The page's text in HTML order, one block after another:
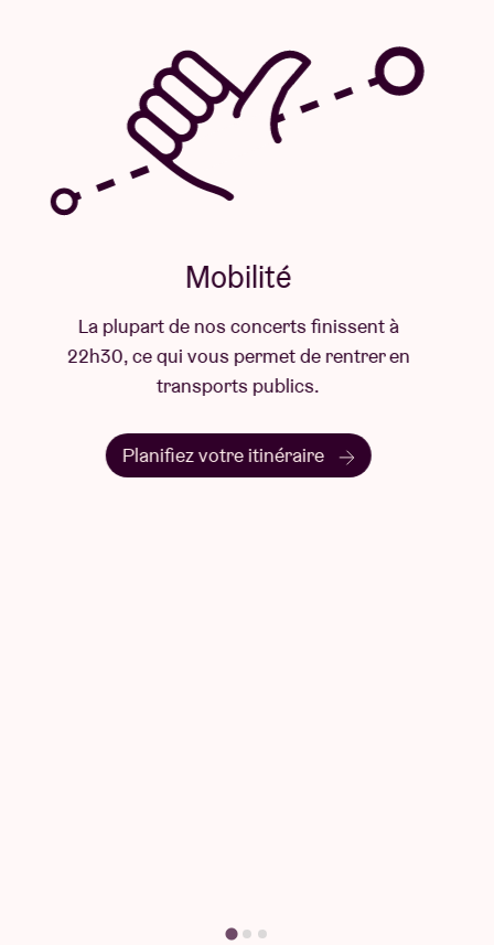
Mobilité
La plupart de nos concerts finissent à
22h30, ce qui vous permet de rentrer en
transports publics.
Planifiez votre itinéraire